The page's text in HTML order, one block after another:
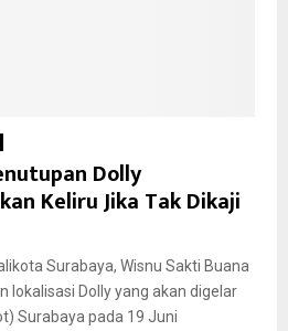
Dolly
Keliru Jika Tak Dikaji
Surabaya, Wisnu Sakti Buana
lokalisasi Dolly yang akan digelar
Surabaya pada 19 Juni